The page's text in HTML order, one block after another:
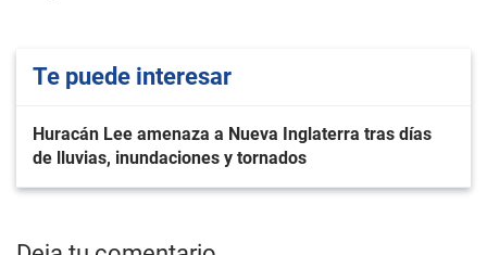
Te puede interesar
Huracán Lee amenaza a Nueva Inglaterra tras días
de lluvias, inundaciones y tornados